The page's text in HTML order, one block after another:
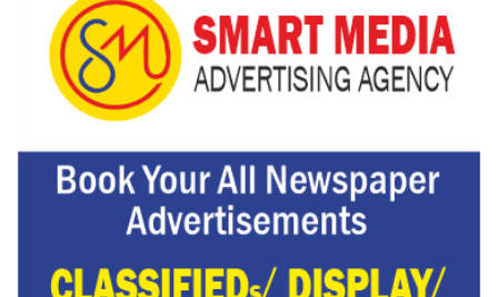
8 अगस्त को मोहाली के होटल एंकरेज में सजेगा “तीज मुटियारां दी” का रंग
Hukamnama Sri Darbar Sahib, Amritsar – Punjabi Dunia